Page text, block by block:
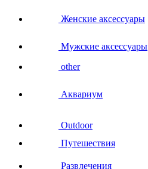
Женские аксессуары
Мужские аксессуары
other
Аквариум
Outdoor
Путешествия
Развлечения